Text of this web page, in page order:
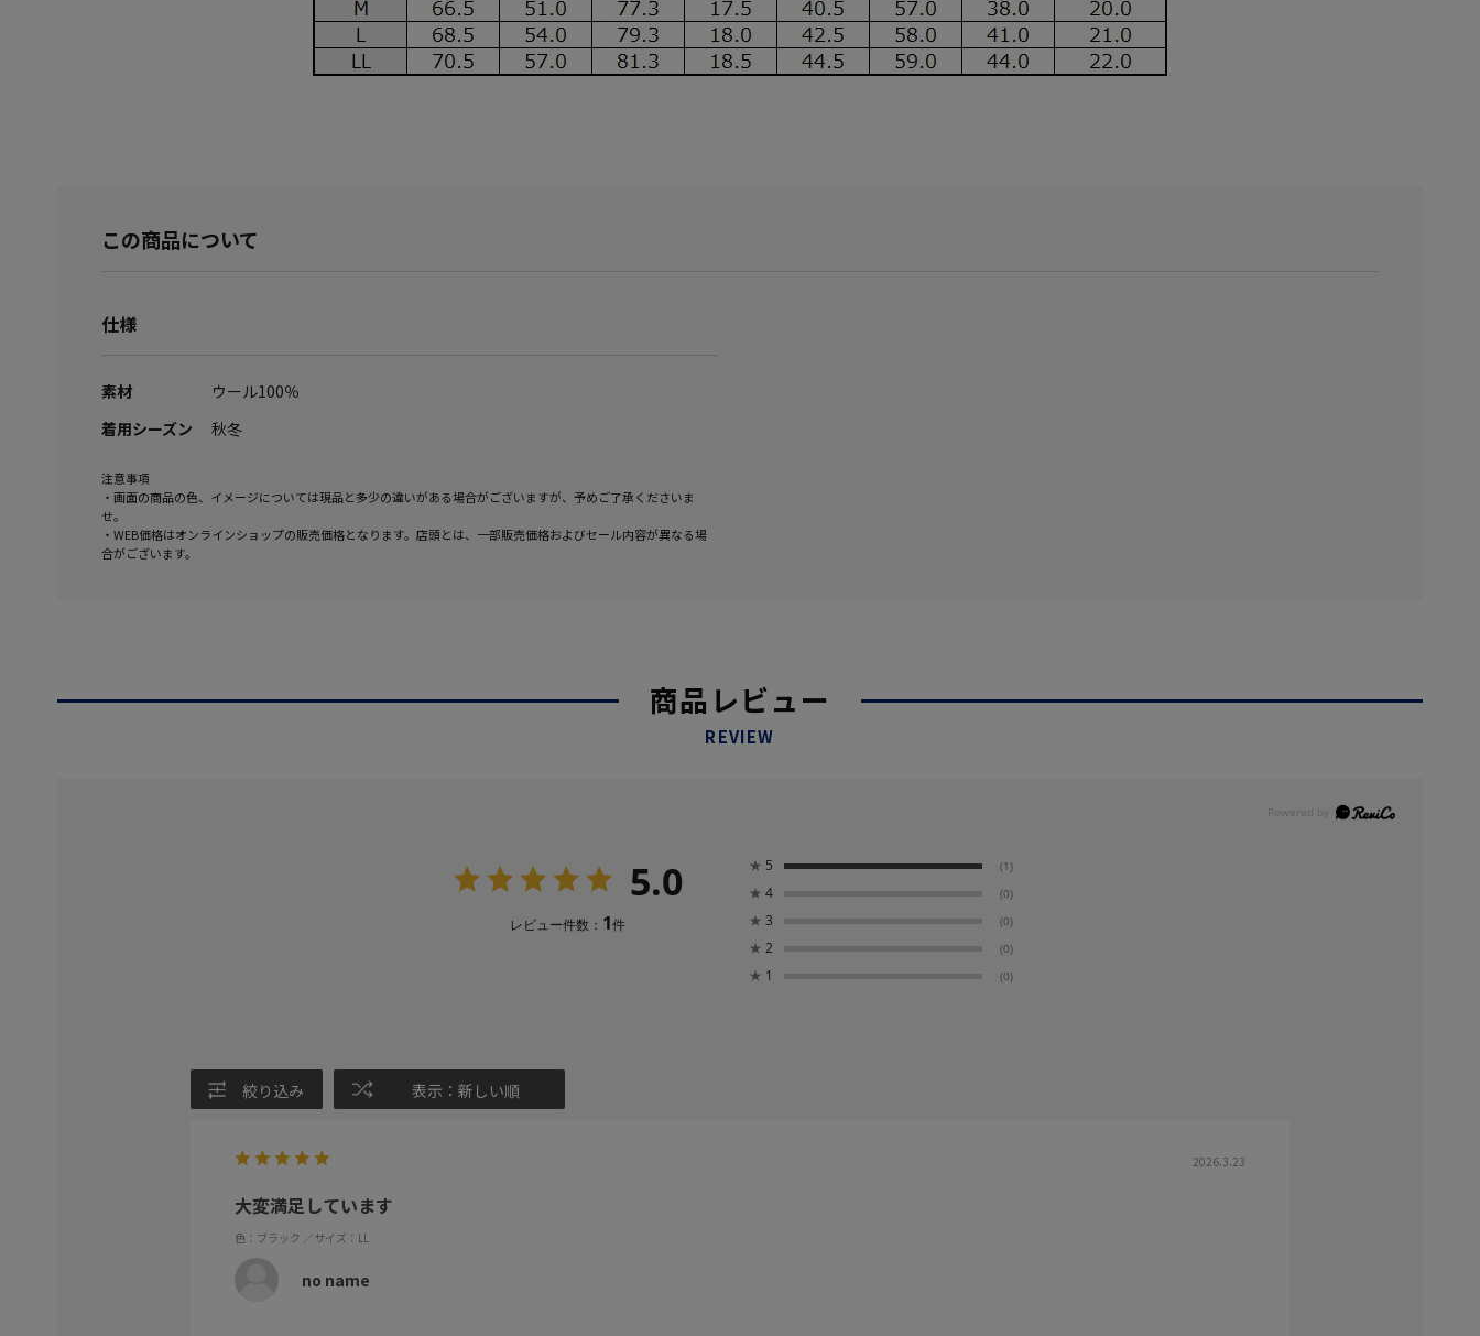
この商品について
仕様
素材
ウール100％
着用シーズン
秋冬
注意事項
・画面の商品の色、イメージについては現品と多少の違いがある場合がございますが、予めご了承くださいま
せ。
・WEB価格はオンラインショップの販売価格となります。店頭とは、一部販売価格およびセール内容が異なる場
合がございます。
商品レビュー
REVIEW
5.0
レビュー件数： 1件
★ 5 (1)
★ 4 (0)
★ 3 (0)
★ 2 (0)
★ 1 (0)
絞り込み 表示：新しい順
2026.3.23
大変満足しています
色：ブラック ／サイズ：LL
no name